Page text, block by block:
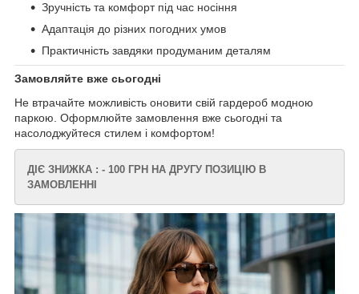
Зручність та комфорт під час носіння
Адаптація до різних погодних умов
Практичність завдяки продуманим деталям
Замовляйте вже сьогодні
Не втрачайте можливість оновити свій гардероб модною
паркою. Оформлюйте замовлення вже сьогодні та
насолоджуйтеся стилем і комфортом!
ДІЄ ЗНИЖКА : - 100 ГРН НА ДРУГУ ПОЗИЦІЮ В
ЗАМОВЛЕННІ